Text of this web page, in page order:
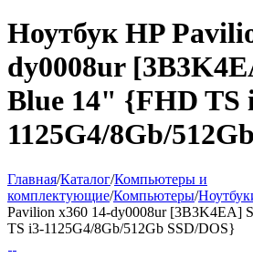
Ноутбук HP
dy0008ur
Blue 14" {FHD TS
1125G4/8Gb/
Главная/Каталог/Компьютеры и
комплектующие/Компьютеры/
Pavilion x360 14-dy0008ur [3B3K4EA]
TS i3-1125G4/8Gb/512Gb SSD/DOS}